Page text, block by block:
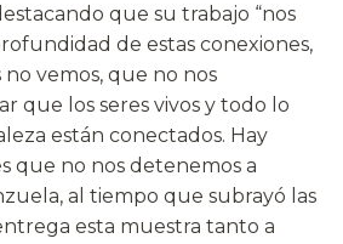
que su trabajo “nos
de estas conexiones,
vemos, que no nos
que los seres vivos y todo lo
están conectados. Hay
que no nos detenemos a
al tiempo que subrayó las
esta muestra tanto a